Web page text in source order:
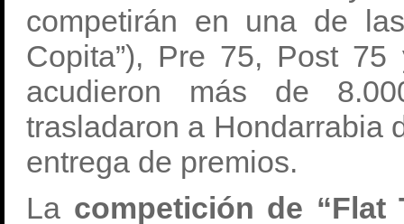
competirán en una de
Copita”), Pre 75, Post
acudieron más de
trasladaron a Hondarrabia
entrega de premios.
La competición de “Flat